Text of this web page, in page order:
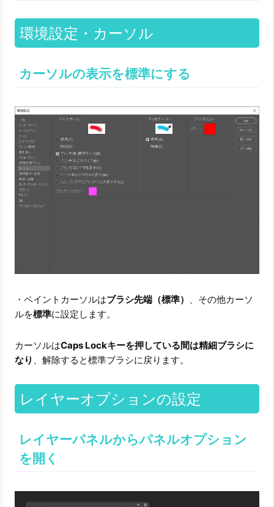
環境設定・カーソル
カーソルの表示を標準にする
・ペイントカーソルはブラシ先端（標準） 、その他カーソ
ルを標準に設定します。
カーソルはCaps Lockキーを押している間は精細ブラシに
なり 、解除すると標準ブラシに戻ります。
レイヤーオプションの設定
レイヤーパネルからパネルオプション
を開く